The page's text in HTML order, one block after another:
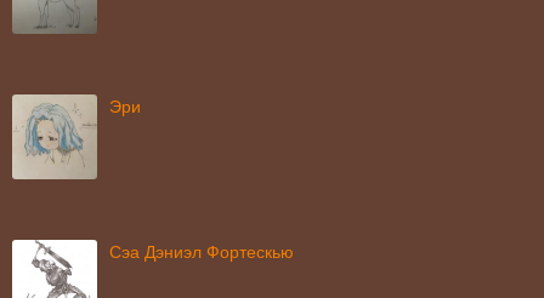
Эри
Сэа Дэниэл Фортескью